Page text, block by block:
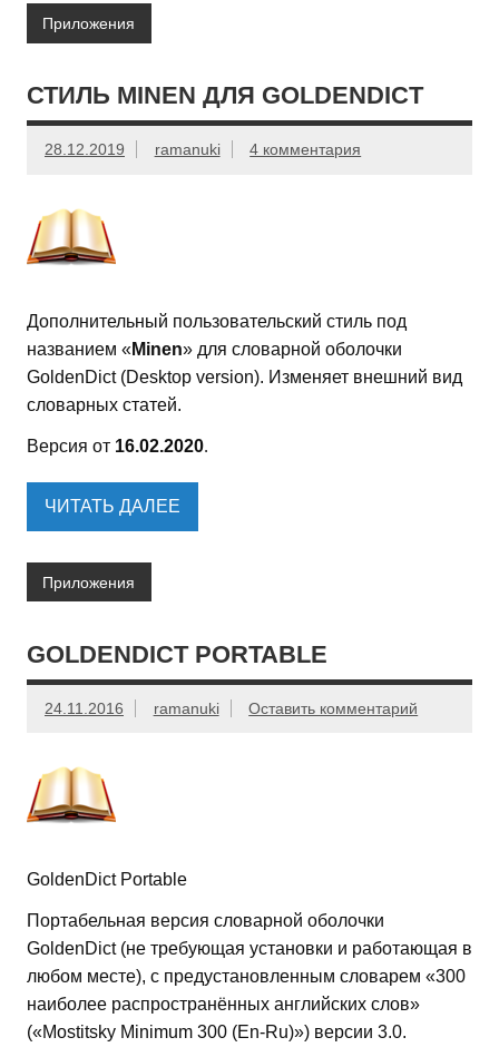
Приложения
СТИЛЬ MINEN ДЛЯ GOLDENDICT
28.12.2019 ramanuki 4 комментария
Дополнительный пользовательский стиль под
названием «Minen» для словарной оболочки
GoldenDict (Desktop version). Изменяет внешний вид
словарных статей.
Версия от 16.02.2020.
ЧИТАТЬ ДАЛЕЕ
Приложения
GOLDENDICT PORTABLE
24.11.2016 ramanuki Оставить комментарий
GoldenDict Portable
Портабельная версия словарной оболочки
GoldenDict (не требующая установки и работающая в
любом месте), с предустановленным словарем «300
наиболее распространённых английских слов»
(«Mostitsky Minimum 300 (En-Ru)») версии 3.0.